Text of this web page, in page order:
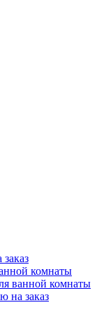
комнаты
ванной комнаты
на заказ